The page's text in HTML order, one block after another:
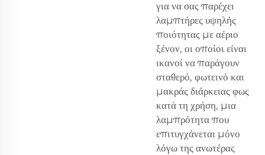
για να σας παρέχει
λαμπτήρες υψηλής
ποιότητας με αέριο
ξένον, οι οποίοι είναι
ικανοί να παράγουν
σταθερό, φωτεινό και
μακράς διάρκειας φως
κατά τη χρήση, μια
λαμπρότητα που
επιτυγχάνεται μόνο
λόγω της ανωτέρας